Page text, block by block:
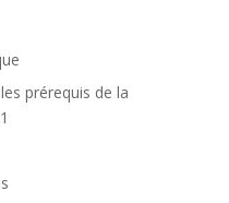
prérequis de la